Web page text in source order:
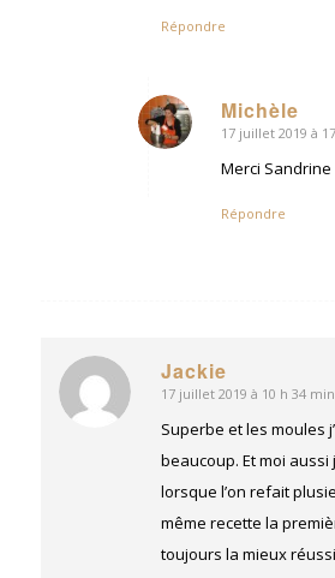
Répondre
Michèle
dit
17 juillet 2019 à
Merci Sandrine
Répondre
Jackie
dit
17 juillet 2019 à 10 h 34 min
Superbe et les moules
beaucoup. Et moi aussi
lorsque l’on refait
même recette la
toujours la mieux